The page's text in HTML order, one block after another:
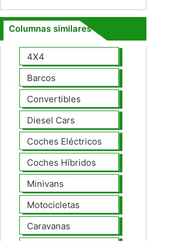
Columnas similares
4X4
Barcos
Convertibles
Diesel Cars
Coches Eléctricos
Coches Híbridos
Minivans
Motocicletas
Caravanas